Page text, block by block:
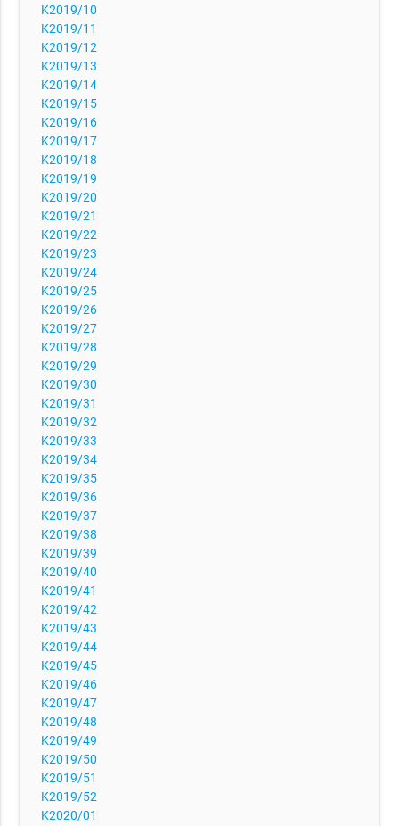
K2019/10
K2019/11
K2019/12
K2019/13
K2019/14
K2019/15
K2019/16
K2019/17
K2019/18
K2019/19
K2019/20
K2019/21
K2019/22
K2019/23
K2019/24
K2019/25
K2019/26
K2019/27
K2019/28
K2019/29
K2019/30
K2019/31
K2019/32
K2019/33
K2019/34
K2019/35
K2019/36
K2019/37
K2019/38
K2019/39
K2019/40
K2019/41
K2019/42
K2019/43
K2019/44
K2019/45
K2019/46
K2019/47
K2019/48
K2019/49
K2019/50
K2019/51
K2019/52
K2020/01